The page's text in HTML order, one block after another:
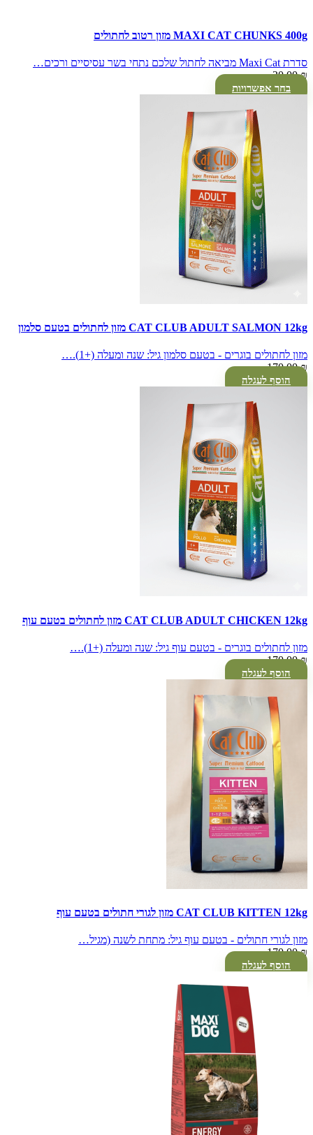
MAXI CAT CHUNKS 400g מזון רטוב לחתולים
סדרת Maxi Cat מביאה לחתול שלכם נתחי בשר עסיסיים ורכים…
20.00₪
בחר אפשרויות
CAT CLUB ADULT SALMON 12kg מזון לחתולים בטעם סלמון
מזון לחתולים בוגרים - בטעם סלמון גיל: שנה ומעלה (+1).…
170.00₪
הוסף לעגלה
CAT CLUB ADULT CHICKEN 12kg מזון לחתולים בטעם עוף
מזון לחתולים בוגרים - בטעם עוף גיל: שנה ומעלה (+1).…
170.00₪
הוסף לעגלה
CAT CLUB KITTEN 12kg מזון לגורי חתולים בטעם עוף
מזון לגורי חתולים - בטעם עוף גיל: מתחת לשנה (מגיל…
170.00₪
הוסף לעגלה